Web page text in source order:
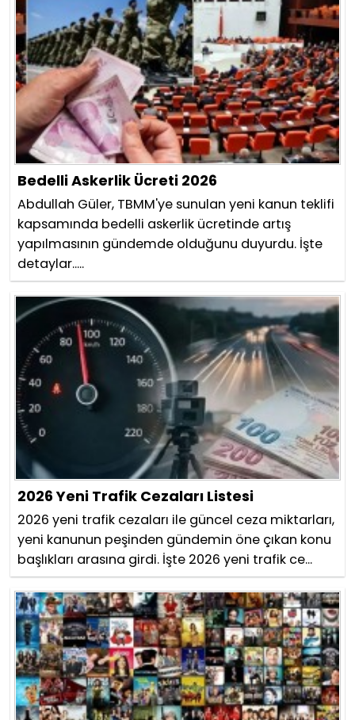
Bedelli Askerlik Ücreti 2026
Abdullah Güler, TBMM'ye sunulan yeni kanun teklifi
kapsamında bedelli askerlik ücretinde artış
yapılmasının gündemde olduğunu duyurdu. İşte
detaylar.....
2026 Yeni Trafik Cezaları Listesi
2026 yeni trafik cezaları ile güncel ceza miktarları,
yeni kanunun peşinden gündemin öne çıkan konu
başlıkları arasına girdi. İşte 2026 yeni trafik ce...